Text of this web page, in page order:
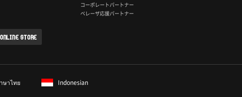
コーポレートパートナー
ベレーザ応援パートナー
ONLINE STORE
ษาไทย Indonesian